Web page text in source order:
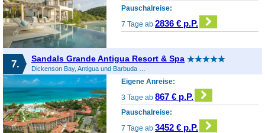
Pauschalreise:
7 Tage ab2836 € p.P.
7. Sandals Grande Antigua Resort & Spa
Eigene Anreise:
3 Tage ab867 € p.P.
Pauschalreise:
7 Tage ab3452 € p.P.